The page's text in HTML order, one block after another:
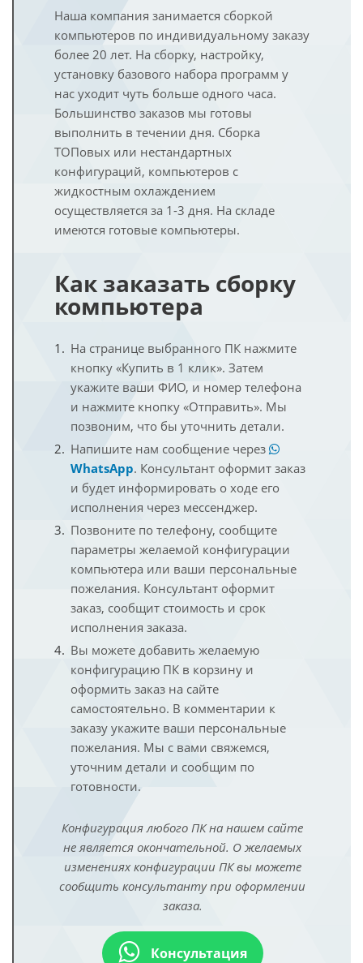
Наша компания занимается сборкой
компьютеров по индивидуальному заказу
более 20 лет. На сборку, настройку,
установку базового набора программ у
нас уходит чуть больше одного часа.
Большинство заказов мы готовы
выполнить в течении дня. Сборка
ТОПовых или нестандартных
конфигураций, компьютеров с
жидкостным охлаждением
осуществляется за 1-3 дня. На складе
имеются готовые компьютеры.
Как заказать сборку
компьютера
На странице выбранного ПК нажмите
кнопку «Купить в 1 клик». Затем
укажите ваши ФИО, и номер телефона
и нажмите кнопку «Отправить». Мы
позвоним, что бы уточнить детали.
Напишите нам сообщение через
WhatsApp. Консультант оформит заказ
и будет информировать о ходе его
исполнения через мессенджер.
Позвоните по телефону, сообщите
параметры желаемой конфигурации
компьютера или ваши персональные
пожелания. Консультант оформит
заказ, сообщит стоимость и срок
исполнения заказа.
Вы можете добавить желаемую
конфигурацию ПК в корзину и
оформить заказ на сайте
самостоятельно. В комментарии к
заказу укажите ваши персональные
пожелания. Мы с вами свяжемся,
уточним детали и сообщим по
готовности.
Конфигурация любого ПК на нашем сайте
не является окончательной. О желаемых
изменениях конфигурации ПК вы можете
сообщить консультанту при оформлении
заказа.
Консультация